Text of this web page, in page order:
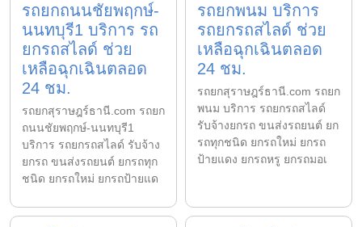
รถยกถนนชัยพฤกษ์-
นนทบุรี1 บริการ รถ
ยกรถสไลด์ ช่วย
เหลือฉุกเฉินตลอด
24 ชม.
รถยกสุราษฎร์ธานี.com รถยก
ถนนชัยพฤกษ์-นนทบุรี1
บริการ รถยกรถสไลด์ รับจ้าง
ยกรถ ขนส่งรถยนต์ ยกรถทุก
ชนิด ยกรถใหม่ ยกรถป้ายแด
รถยกพนม บริการ
รถยกรถสไลด์ ช่วย
เหลือฉุกเฉินตลอด
24 ชม.
รถยกสุราษฎร์ธานี.com รถยก
พนม บริการ รถยกรถสไลด์
รับจ้างยกรถ ขนส่งรถยนต์ ยก
รถทุกชนิด ยกรถใหม่ ยกรถ
ป้ายแดง ยกรถหรู ยกรถมอเ